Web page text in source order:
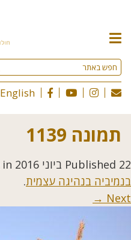
תפריט
האתר
English
תמונה 1139
Published 22 ביוני 2016 in
בנמיביה בנהיגה עצמית.
Next →